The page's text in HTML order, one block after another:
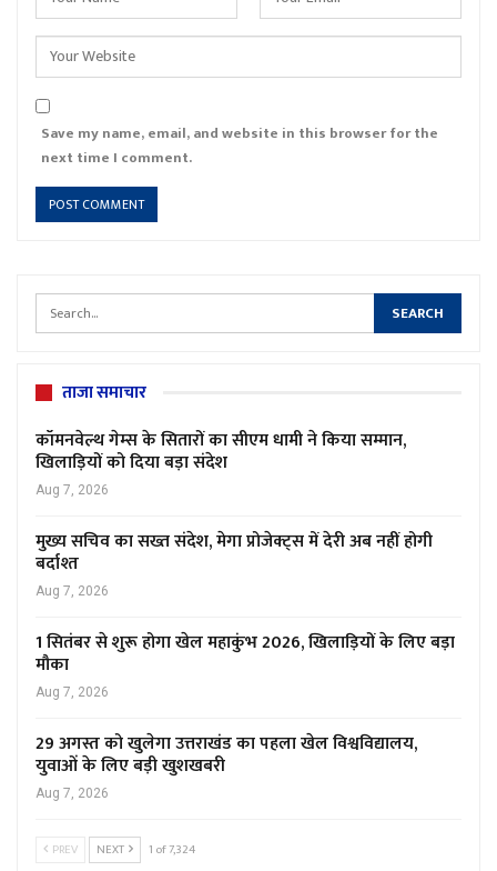
Save my name, email, and website in this browser for the
next time I comment.
ताजा समाचार
कॉमनवेल्थ गेम्स के सितारों का सीएम धामी ने किया सम्मान,
खिलाड़ियों को दिया बड़ा संदेश
Aug 7, 2026
मुख्य सचिव का सख्त संदेश, मेगा प्रोजेक्ट्स में देरी अब नहीं होगी
बर्दाश्त
Aug 7, 2026
1 सितंबर से शुरू होगा खेल महाकुंभ 2026, खिलाड़ियों के लिए बड़ा
मौका
Aug 7, 2026
29 अगस्त को खुलेगा उत्तराखंड का पहला खेल विश्वविद्यालय,
युवाओं के लिए बड़ी खुशखबरी
Aug 7, 2026
PREV NEXT 1 of 7,324